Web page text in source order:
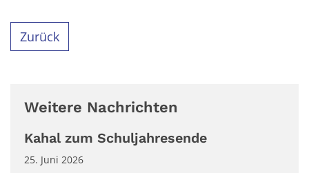
Zurück
Weitere Nachrichten
Kahal zum Schuljahresende
25. Juni 2026